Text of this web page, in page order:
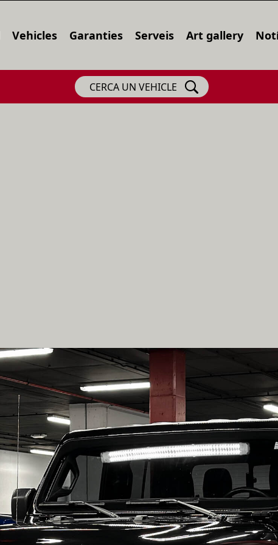
Vehicles Garanties Serveis Art gallery
CERCA UN VEHICLE